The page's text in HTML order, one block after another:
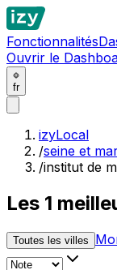
Fonctionnalités
Ouvrir le
fr
izyLocal
/seine et
/institut de
Les 1
Toutes les villes